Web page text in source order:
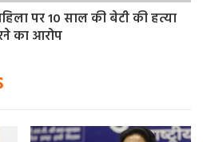
पर 10 साल की बेटी की हत्या
का आरोप